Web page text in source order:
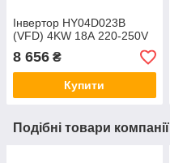
Інвертор HY04D023B
(VFD) 4KW 18А 220-250V
8 656 ₴
Купити
Подібні товари компанії